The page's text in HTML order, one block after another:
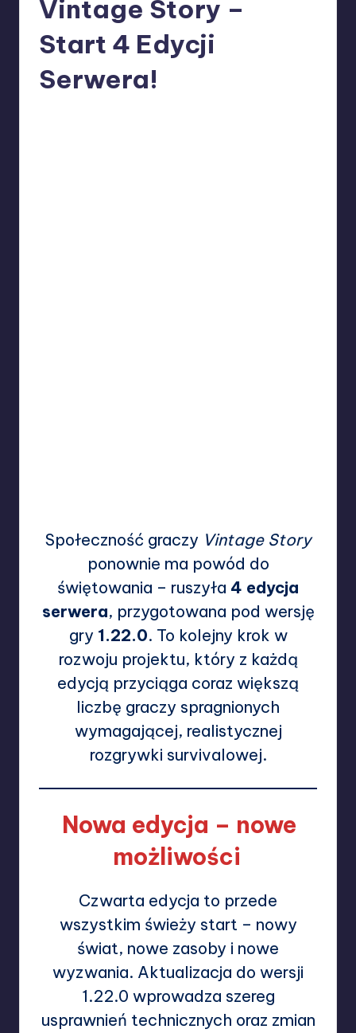
Vintage Story –
Start 4 Edycji
Serwera!
Społeczność graczy Vintage Story
ponownie ma powód do
świętowania – ruszyła 4 edycja
serwera, przygotowana pod wersję
gry 1.22.0. To kolejny krok w
rozwoju projektu, który z każdą
edycją przyciąga coraz większą
liczbę graczy spragnionych
wymagającej, realistycznej
rozgrywki survivalowej.
Nowa edycja – nowe
możliwości
Czwarta edycja to przede
wszystkim świeży start – nowy
świat, nowe zasoby i nowe
wyzwania. Aktualizacja do wersji
1.22.0 wprowadza szereg
usprawnień technicznych oraz zmian